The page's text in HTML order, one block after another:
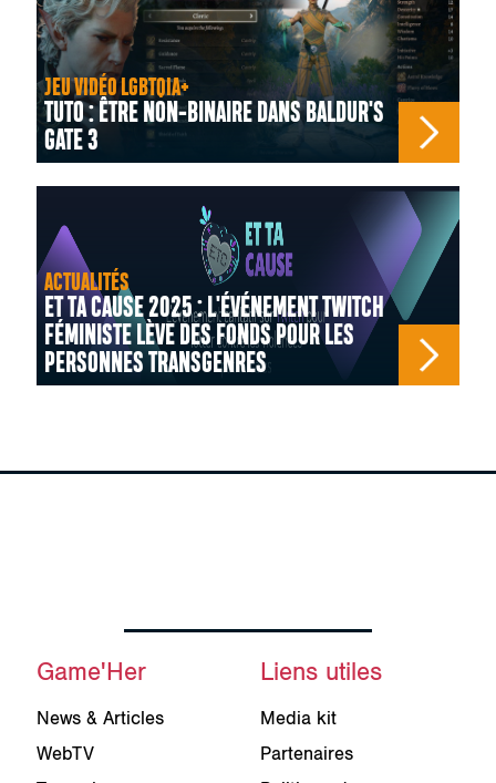
JEU VIDÉO LGBTQIA+
TUTO : ÊTRE NON-BINAIRE DANS BALDUR'S
GATE 3
ACTUALITÉS
ET TA CAUSE 2025 : L'ÉVÉNEMENT TWITCH
FÉMINISTE LÈVE DES FONDS POUR LES
PERSONNES TRANSGENRES
Game'Her
News & Articles
WebTV
Liens utiles
Media kit
Partenaires